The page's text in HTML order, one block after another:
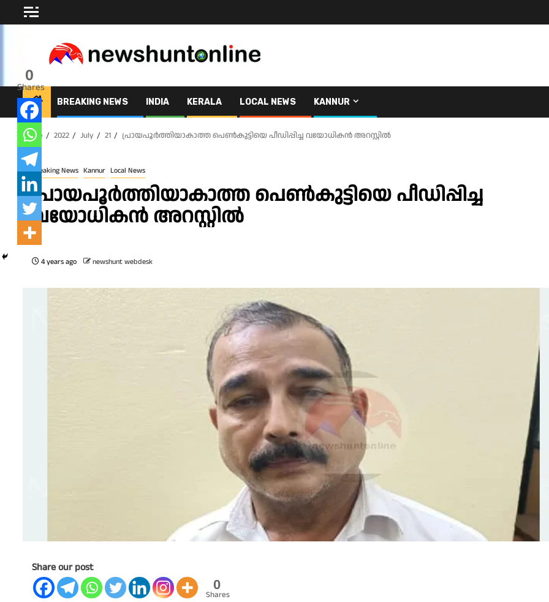
to
BREAKING NEWS INDIA KERALA LOCAL NEWS KANNUR
Home 2022 July 21 പ്രായപൂർത്തിയാകാത്ത പെൺകുട്ടിയെ പീഡിപ്പിച്ച വയോധികൻ അറസ്റ്റിൽ
Breaking News Kannur Local News
പ്രായപൂർത്തിയാകാത്ത പെൺകുട്ടിയെ പീഡിപ്പിച്ച
വയോധികൻ അറസ്റ്റിൽ
4 years ago newshunt webdesk
Share our post
0
Shares
0
Shares